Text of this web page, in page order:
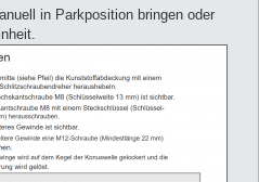
in Parkposition bringen oder